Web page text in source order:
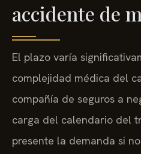
accidente de
El plazo varía
complejidad médica del
compañía de seguros a
carga del calendario del
presente la demanda si